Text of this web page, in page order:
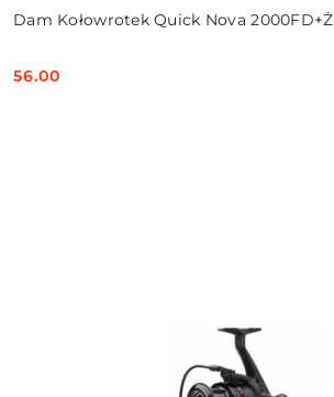
Dam Kołowrotek Quick Nova
Cena:
56.00